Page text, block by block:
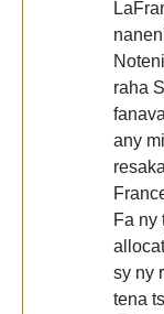
raha
any
Fa ny
sy ny
tena